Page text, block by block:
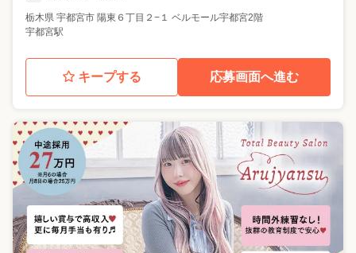
栃木県 宇都宮市 陽東６丁目２−１ ベルモール宇都宮2階
宇都宮駅
キープする 応募画面へ進む